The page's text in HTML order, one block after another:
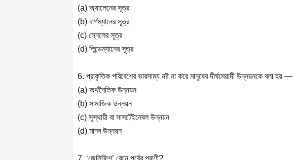
(a) অ্যালেনের সূত্র
(b) বার্গম্যানের সূত্র
(c) স্নেলের সূত্র
(d) লিন্ডেম্যানের সূত্র
6. প্রাকৃতিক পরিবেশের ভারসাম্য নষ্ট না করে মানুষের দীর্ঘমেয়াদী উন্নয়নকে বলা হয় —
(a) অর্থনৈতিক উন্নয়ন
(b) সামাজিক উন্নয়ন
(c) সুস্থায়ী বা সাসটেইনেবল উন্নয়ন
(d) মানব উন্নয়ন